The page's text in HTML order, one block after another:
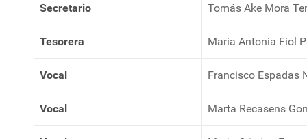
Secretario Tomás Ake Mora
Tesorera Maria Antonia Fiol
Vocal Francisco Espadas
Vocal Marta Recasens